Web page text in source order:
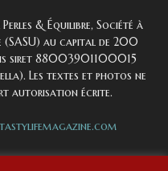
& Équilibre, Société à
(SASU) au capital de 200
siret 88003901100015
Les textes et photos ne
autorisation écrite.